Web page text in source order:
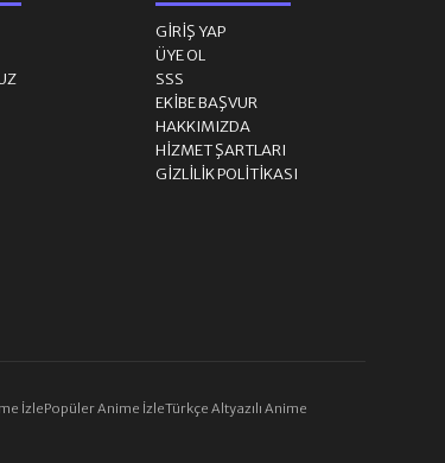
GIRIŞ YAP
ÜYE OL
SSS
EKIBE BAŞVUR
HAKKIMIZDA
HIZMET ŞARTLARI
GIZLILIK POLITIKASI
İzlePopüler Anime İzleTürkçe Altyazılı Anime